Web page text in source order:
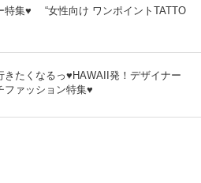
特集♥ “女性向け ワンポイントTATTO
きたくなるっ♥HAWAII発！デザイナー
ファッション特集♥